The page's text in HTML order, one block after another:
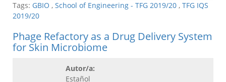
Tags: GBIO , School of Engineering - TFG 2019/20 , TFG IQS
2019/20
Phage Refactory as a Drug Delivery System
for Skin Microbiome
Autor/a:
Estañol